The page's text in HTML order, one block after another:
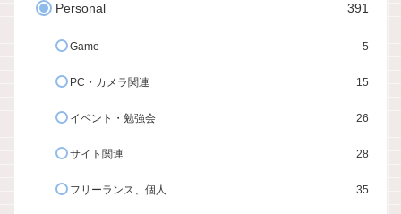
Personal 391
Game 5
PC・カメラ関連 15
イベント・勉強会 26
サイト関連 28
フリーランス、個人 35